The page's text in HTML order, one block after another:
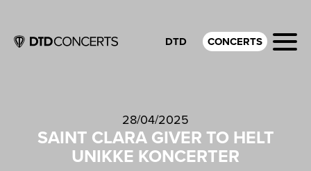
DTD CONCERTS
28/04/2025
SAINT CLARA GIVER TO HELT
UNIKKE KONCERTER